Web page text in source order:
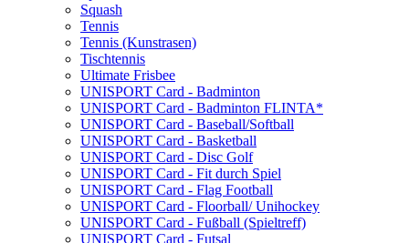
Squash
Tennis
Tennis (Kunstrasen)
Tischtennis
Ultimate Frisbee
UNISPORT Card - Badminton
UNISPORT Card - Badminton FLINTA*
UNISPORT Card - Baseball/Softball
UNISPORT Card - Basketball
UNISPORT Card - Disc Golf
UNISPORT Card - Fit durch Spiel
UNISPORT Card - Flag Football
UNISPORT Card - Floorball/ Unihockey
UNISPORT Card - Fußball (Spieltreff)
UNISPORT Card - Futsal